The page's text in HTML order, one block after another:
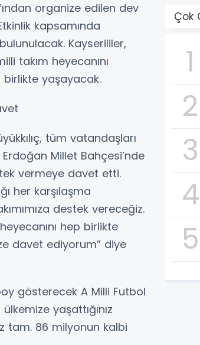
organize edilen dev
kapsamında
Kayserililer,
takım heyecanını
yaşayacak.
tüm vatandaşları
Millet Bahçesi’nde
vermeye davet etti.
her karşılaşma
destek vereceğiz.
hep birlikte
davet ediyorum” diye
gösterecek A Milli Futbol
yaşattığınız
tam. 86 milyonun kalbi
Çok
1
2
3
4
5